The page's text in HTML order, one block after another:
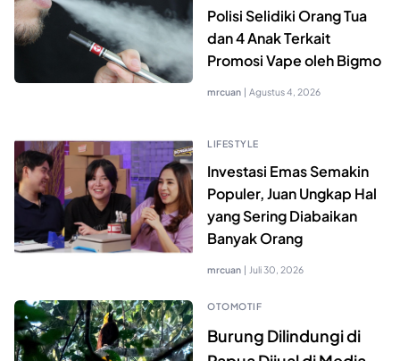
Polisi Selidiki Orang Tua
dan 4 Anak Terkait
Promosi Vape oleh Bigmo
mrcuan | Agustus 4, 2026
LIFESTYLE
Investasi Emas Semakin
Populer, Juan Ungkap Hal
yang Sering Diabaikan
Banyak Orang
mrcuan | Juli 30, 2026
OTOMOTIF
Burung Dilindungi di